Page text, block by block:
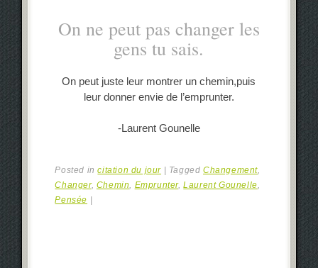
On ne peut pas changer les
gens tu sais.
On peut juste leur montrer un chemin,puis
leur donner envie de l’emprunter.
-Laurent Gounelle
Posted incitation du jour | TaggedChangement,
Changer, Chemin, Emprunter,Laurent Gounelle,
Pensée |